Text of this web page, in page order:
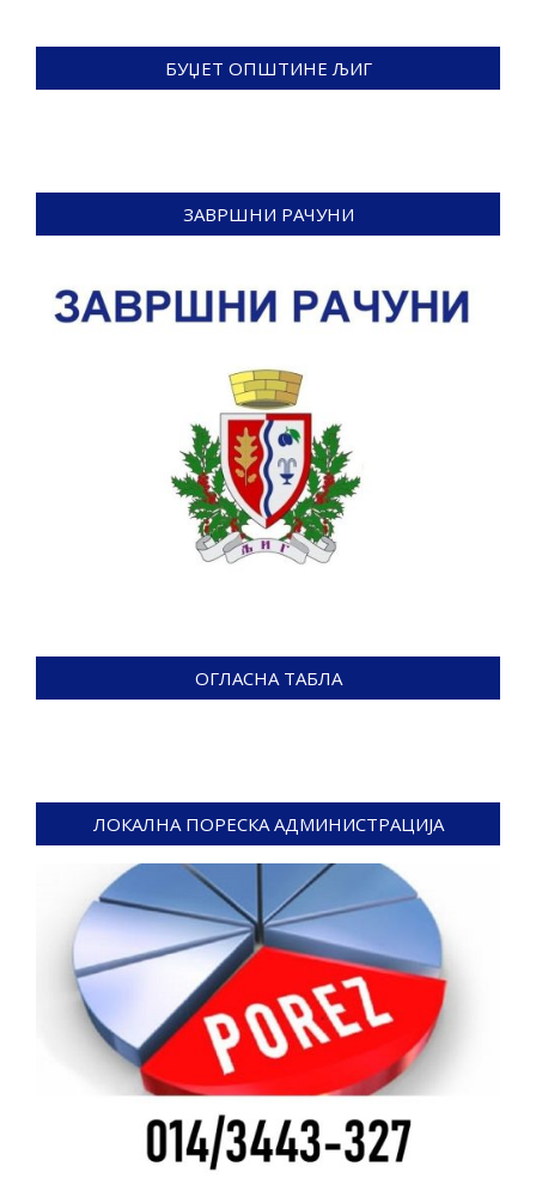
БУЏЕТ ОПШТИНЕ ЉИГ
ЗАВРШНИ РАЧУНИ
ОГЛАСНА ТАБЛА
ЛОКАЛНА ПОРЕСКА АДМИНИСТРАЦИЈА